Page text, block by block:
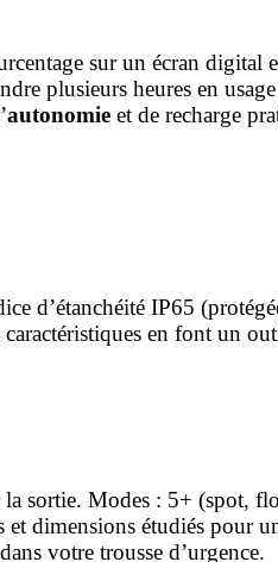
sur un écran digital
plusieurs heures en
autonomie et de recharge
d’étanchéité IP65
en font un
sortie. Modes : 5+ (spot,
et dimensions étudiés pour
votre trousse d’urgence.